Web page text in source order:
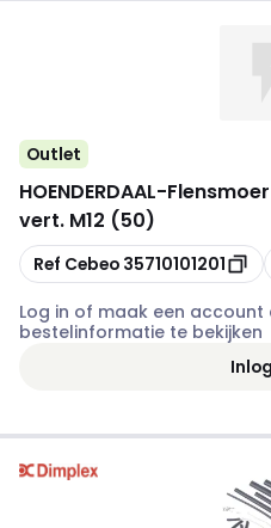
Outlet
HOENDERDAAL-Flensmoer
vert. M12 (50)
Kopiëren
Ref Cebeo 35710101201
Log in of maak een
bestelinformatie te bekijken